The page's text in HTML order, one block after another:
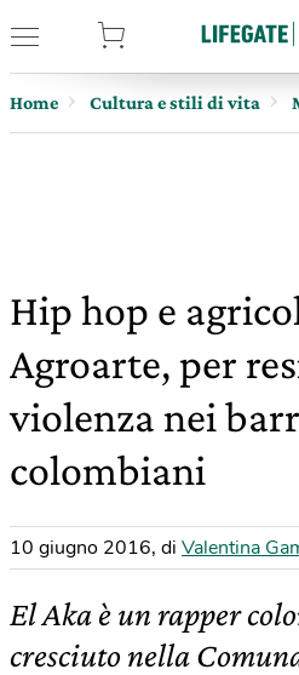
Home Cultura e stili di vita
Hip hop e
Agroarte, per
violenza nei
colombiani
10 giugno 2016, di Valentina
El Aka è un rapper
cresciuto nella